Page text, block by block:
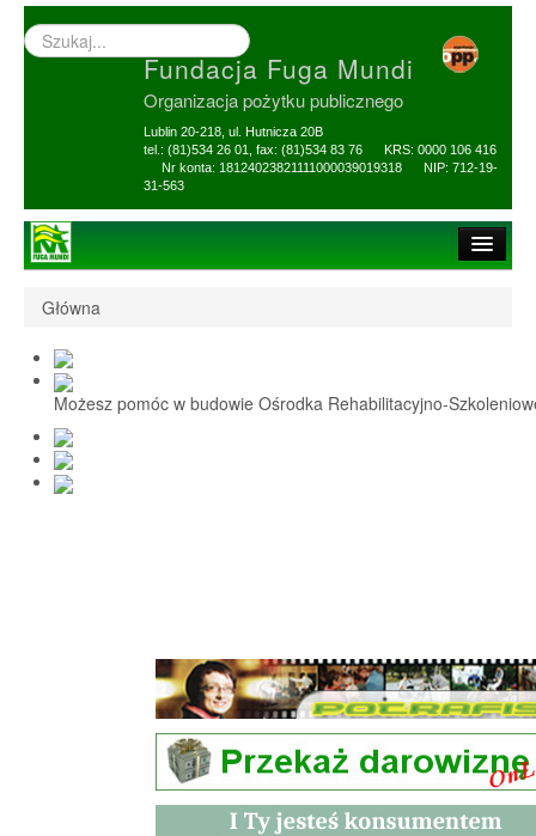
Wyszukiwarka
–
Fundacja Fuga Mundi
Organizacja pożytku publicznego
Lublin 20-218, ul. Hutnicza 20B
tel.: (81)534 26 01, fax: (81)534 83 76 KRS: 0000 106 416
Nr konta: 18124023821111000039019318 NIP: 712-19-
31-563
1,5% i darowizny
Nasi Beneficjenci
Ośrodek Reh-Szkol
Sprawozdania
Główna
Możesz pomóc w budowie Ośrodka Rehabilitacyjno-